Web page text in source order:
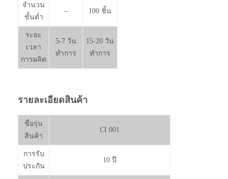
จำนวน
ขั้นต่ำ
– 100 ชิ้น
ระยะ
เวลา
การผลิต
5-7 วัน
ทำการ
15-20 วัน
ทำการ
รายละเอียดสินค้า
ชื่อรุ่น
สินค้า
CI 001
การรับ
ประกัน
10 ปี